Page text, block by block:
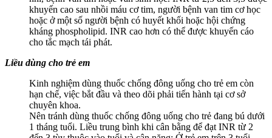
khuyến cao sau nhồi máu cơ tim, người bệnh van tim cơ học
hoặc ở một số người bệnh có huyết khối hoặc hội chứng
kháng phospholipid. INR cao hơn có thể được khuyến cáo
cho tắc mạch tái phát.
Liều dùng cho trẻ em
Kinh nghiệm dùng thuốc chống đông uống cho trẻ em còn
hạn chế, việc bắt đầu và theo dõi phải tiến hành tại cơ sở
chuyên khoa.
Nên tránh dùng thuốc chống đông uống cho trẻ đang bú dưới
1 tháng tuổi. Liều trung bình khi cân bằng để đạt INR từ 2